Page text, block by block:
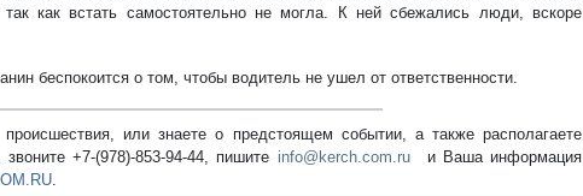
так как встать самостоятельно не могла. К ней сбежались люди, вскоре
беспокоится о том, чтобы водитель не ушел от ответственности.
или знаете о предстоящем событии, а также располагаете
+7-(978)-853-94-44, пишите info@kerch.com.ru и Ваша информация
.